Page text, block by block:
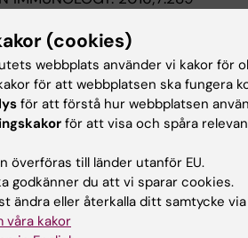
in BALB/c Mice
S; Narasaraju T; Chow VT
2016;7(15):19327-19340
serotypes
H; Wang S; Tan KB; Qin L;
MEDICINE.
(cookies)
webbplats använder vi kakor för
för att webbplatsen ska fungera
för att förstå hur webbplatsen
för att visa och spåra
överföras till länder utanför EU.
godkänner du att vi sparar cookies.
ändra eller återkalla ditt samtycke
våra kakor